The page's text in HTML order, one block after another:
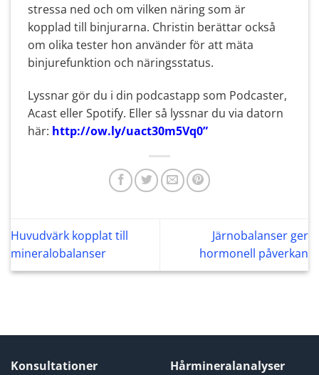
stressa ned och om vilken näring som är
kopplad till binjurarna. Christin berättar också
om olika tester hon använder för att mäta
binjurefunktion och näringsstatus.
Lyssnar gör du i din podcastapp som Podcaster,
Acast eller Spotify. Eller så lyssnar du via datorn
här: http://ow.ly/uact30m5Vq0”
Huvudvärk kopplat till
mineralobalanser
Järnobalanser ger
hormonell påverkan
Konsultationer Hårmineralanalyser